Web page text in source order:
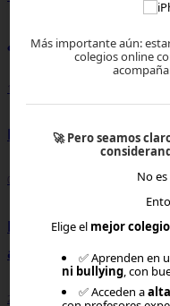
¿Qué es la
Pensamiento crítico
02-07-2026, 20:30
Déficit atencional y
aprendizaje también
25-06-2026, 21:35
Más importante aún:
colegios online
🚀Pero seamos
No
Elige el mejor
✅ Aprenden en
ni bullying, con
✅ Acceden a